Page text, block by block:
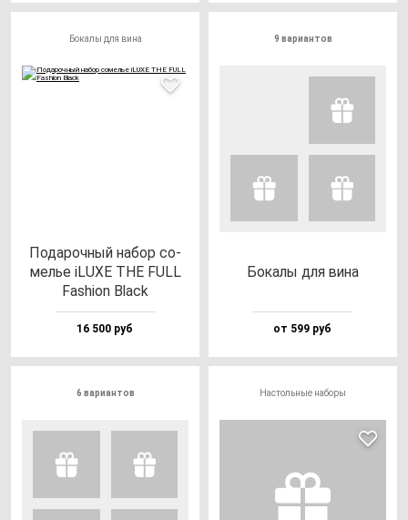
Бокалы для вина
Пода­роч­ный на­бор со­
мелье iLUXE THE FULL
Fas­hi­on Black
16 500 руб
9 вариантов
Бока­лы для ви­на
от 599 руб
6 вариантов Настольные наборы